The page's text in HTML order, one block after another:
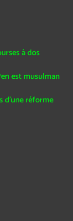
à dos
est musulman
d’une réforme